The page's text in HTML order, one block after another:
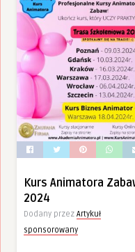
Kurs Animatora
2024
Dodany przez Artykuł
sponsorowany